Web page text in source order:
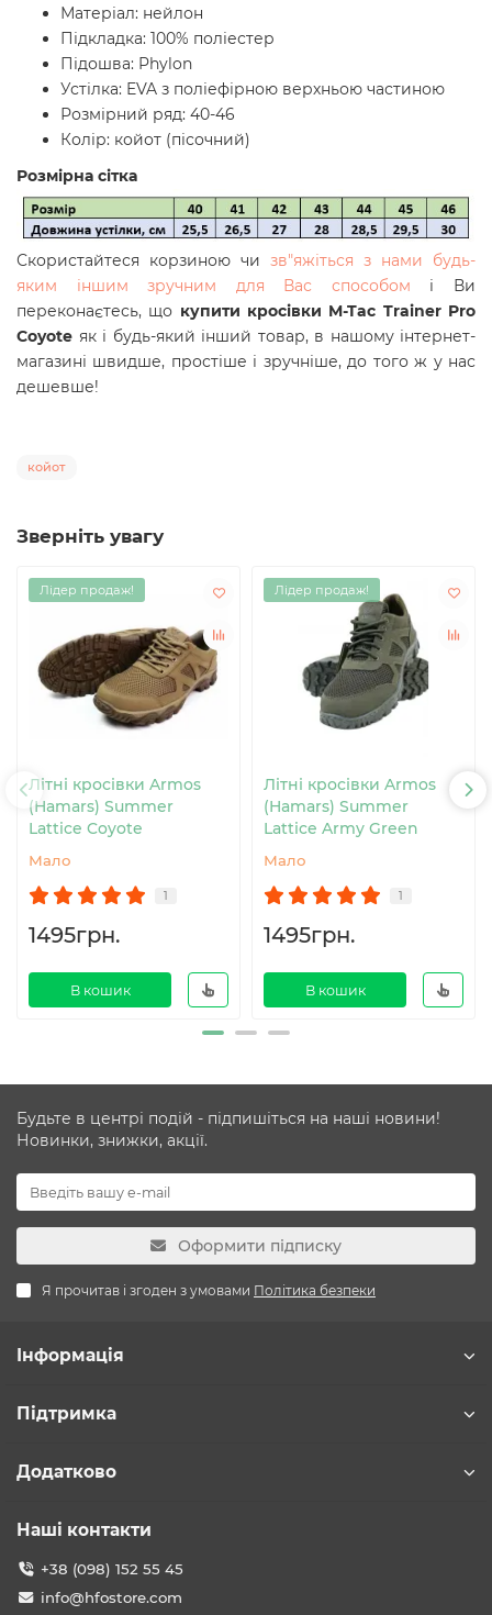
Матеріал: нейлон
Підкладка: 100% поліестер
Підошва: Phylon
Устілка: EVA з поліефірною верхньою частиною
Розмірний ряд: 40-46
Колір: койот (пісочний)
Розмірна сітка
Скористайтеся корзиною чи зв"яжіться з нами будь-
яким іншим зручним для Вас способом і Ви
переконаєтесь, що купити кросівки M-Tac Trainer Pro
Coyote як і будь-який інший товар, в нашому інтернет-
магазині швидше, простіше і зручніше, до того ж у нас
дешевше!
койот
Зверніть увагу
Лідер продаж!
Літні кросівки Armos
(Hamars) Summer
Lattice Coyote
Мало
1
1495грн.
В кошик
Лідер продаж!
Літні кросівки Armos
(Hamars) Summer
Lattice Army Green
Мало
1
1495грн.
В кошик
Будьте в центрі подій - підпишіться на наші новини!
Новинки, знижки, акції.
Оформити підписку
Я прочитав і згоден з умовами Політика безпеки
Інформація
Підтримка
Додатково
Наші контакти
+38 (098) 152 55 45
info@hfostore.com